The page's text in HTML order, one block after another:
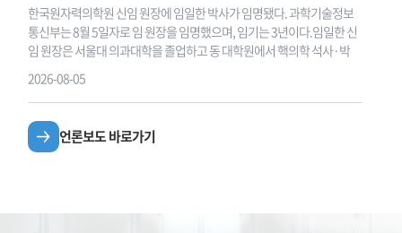
한국원자력의학원 신임 원장에 임일한 박사가 임명됐다. 과학기술정보
통신부는 8월 5일자로 임 원장을 임명했으며, 임기는 3년이다.임일한 신
임 원장은 서울대 의과대학을 졸업하고 동 대학원에서 핵의학 석사·박
2026-08-05
언론보도 바로가기